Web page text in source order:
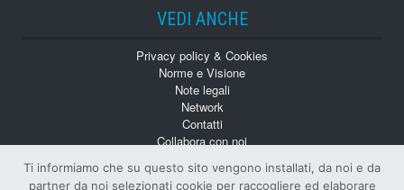
VEDI ANCHE
Privacy policy & Cookies
Norme e Visione
Note legali
Network
Contatti
Collabora con noi
Numeri Arretrati
Ti informiamo che su questo sito vengono installati, da noi e da
partner da noi selezionati cookie per raccogliere ed elaborare